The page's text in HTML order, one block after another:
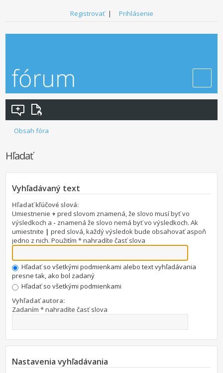
Registrovať| Prihlásenie
Obsah fóra
Hľadať
Vyhľadávaný text
Hľadať kľúčové slová:
Umiestnenie + pred slovom znamená, že slovo musí byť vo
výsledkoch a - znamená že slovo nemá byť vo výsledkoch. Ak
umiestnite | pred slová, každý výsledok bude obsahovať aspoň
jedno z nich. Použitím * nahradíte časť slova
Hľadať so všetkými podmienkami alebo text vyhľadávania
presne tak, ako bol zadaný
Hľadať so všetkými podmienkami
Vyhľadať autora:
Zadaním * nahradíte časť slova
Nastavenia vyhľadávania